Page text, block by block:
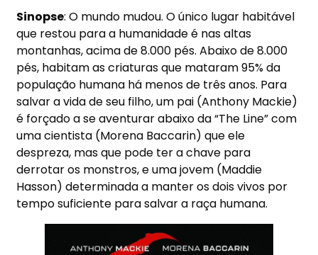
Sinopse: O mundo mudou. O único lugar habitável
que restou para a humanidade é nas altas
montanhas, acima de 8.000 pés. Abaixo de 8.000
pés, habitam as criaturas que mataram 95% da
população humana há menos de três anos. Para
salvar a vida de seu filho, um pai (Anthony Mackie)
é forçado a se aventurar abaixo da “The Line” com
uma cientista (Morena Baccarin) que ele
despreza, mas que pode ter a chave para
derrotar os monstros, e uma jovem (Maddie
Hasson) determinada a manter os dois vivos por
tempo suficiente para salvar a raça humana.